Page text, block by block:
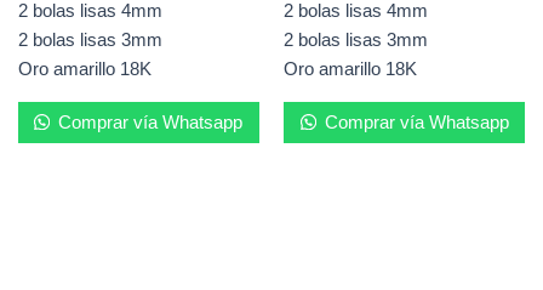
2 bolas lisas 4mm
2 bolas lisas 3mm
Oro amarillo 18K
Comprar vía Whatsapp
2 bolas lisas 4mm
2 bolas lisas 3mm
Oro amarillo 18K
Comprar vía Whatsapp